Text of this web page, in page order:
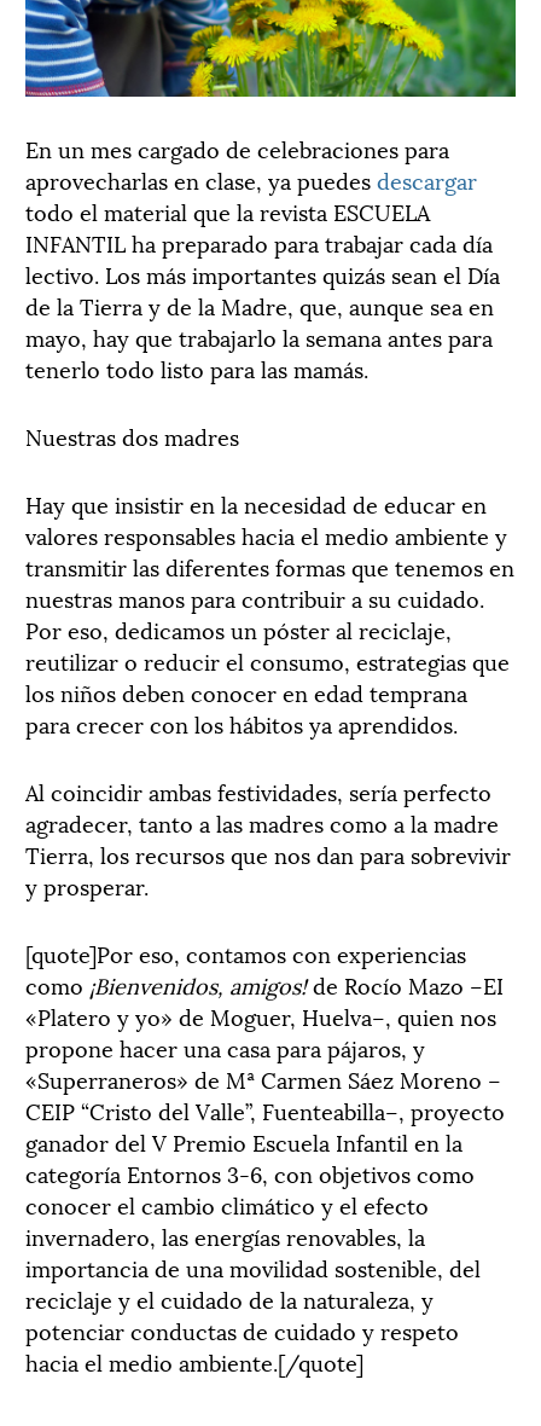
En un mes cargado de celebraciones para
aprovecharlas en clase, ya puedesdescargar
todo el material que la revista ESCUELA
INFANTIL ha preparado para trabajar cada día
lectivo. Los más importantes quizás sean el Día
de la Tierra y de la Madre, que, aunque sea en
mayo, hay que trabajarlo la semana antes para
tenerlo todo listo para las mamás.
Nuestras dos madres
Hay que insistir en la necesidad de educar en
valores responsables hacia el medio ambiente y
transmitir las diferentes formas que tenemos en
nuestras manos para contribuir a su cuidado.
Por eso, dedicamos un póster al reciclaje,
reutilizar o reducir el consumo, estrategias que
los niños deben conocer en edad temprana
para crecer con los hábitos ya aprendidos.
Al coincidir ambas festividades, sería perfecto
agradecer, tanto a las madres como a la madre
Tierra, los recursos que nos dan para sobrevivir
y prosperar.
[quote]Por eso, contamos con experiencias
como ¡Bienvenidos, amigos!de Rocío Mazo –EI
«Platero y yo» de Moguer, Huelva–, quien nos
propone hacer una casa para pájaros, y
«Superraneros» de Mª Carmen Sáez Moreno –
CEIP “Cristo del Valle”, Fuenteabilla–, proyecto
ganador del V Premio Escuela Infantil en la
categoría Entornos 3-6, con objetivos como
conocer el cambio climático y el efecto
invernadero, las energías renovables, la
importancia de una movilidad sostenible, del
reciclaje y el cuidado de la naturaleza, y
potenciar conductas de cuidado y respeto
hacia el medio ambiente.[/quote]